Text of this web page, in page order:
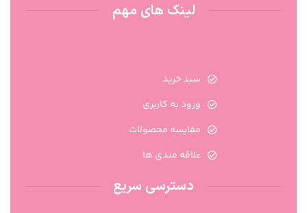
لینک های مهم
سبد خرید
ورود به کاربری
مقایسه محصولات
علاقه مندی ها
دسترسی سریع